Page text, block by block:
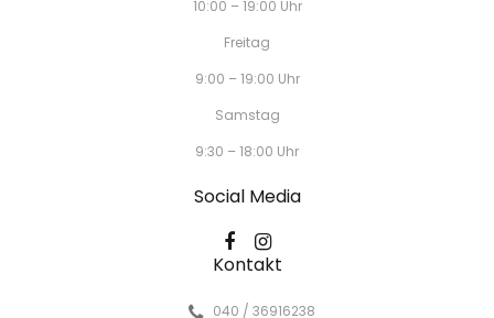
10:00 – 19:00 Uhr
Freitag
9:00 – 19:00 Uhr
Samstag
9:30 – 18:00 Uhr
Social Media
Kontakt
040 / 36916238